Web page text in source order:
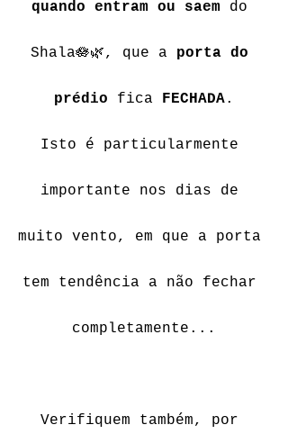
quando entram ou saem do
Shala🪷🌿, que a porta do
prédio fica FECHADA.
Isto é particularmente
importante nos dias de
muito vento, em que a porta
tem tendência a não fechar
completamente...
Verifiquem também, por